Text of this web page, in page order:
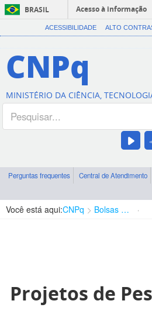
BRASIL
Acesso à informação
ACESSIBILIDADE ALTO
CNPq
MINISTÉRIO DA CIÊNCIA,
Perguntas frequentes Central de Atendimento
Você está aqui:CNPq Bolsas e Auxílios Vigentes
Projetos de